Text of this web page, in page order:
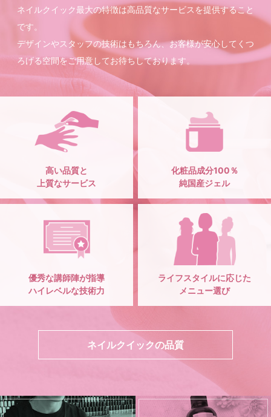
ネイルクイック最大の特徴は高品質なサービスを提供すること
です。
デザインやスタッフの技術はもちろん、お客様が安心してくつ
ろげる空間をご用意してお待ちしております。
高い品質と
上質なサービス
化粧品成分100％
純国産ジェル
優秀な講師陣が指導
ハイレベルな技術力
ライフスタイルに応じた
メニュー選び
ネイルクイックの品質